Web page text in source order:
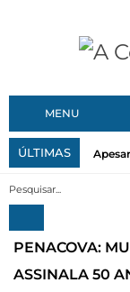
MENU
ÚLTIMAS
PENACOVA:
ASSINALA 50